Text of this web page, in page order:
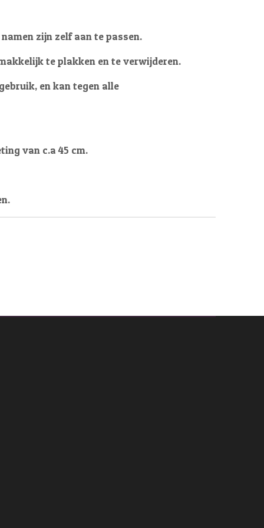
zijn zelf aan te passen.
te plakken en te verwijderen.
enkan tegen alle
van c.a 45 cm.